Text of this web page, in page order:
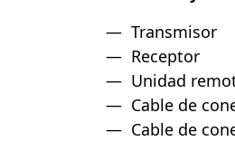
Transmisor
Receptor
Unidad
Cable de
Cable de